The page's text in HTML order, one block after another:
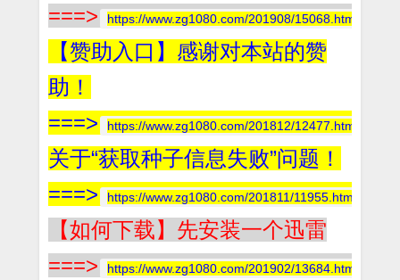
===>
https://www.zg1080.com/201908/15068.html
【赞助入口】感谢对本站的赞
助！
===>
https://www.zg1080.com/201812/12477.html
关于“获取种子信息失败”问题！
===>
https://www.zg1080.com/201811/11955.html
【如何下载】先安装一个迅雷
===>
https://www.zg1080.com/201902/13684.html